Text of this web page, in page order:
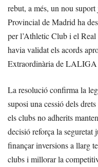
rebut, a més, un nou
Provincial de Madrid ha
per l’Athletic Club i el
havia validat els acords
Extraordinària de LALIGA
La resolució confirma la
suposi una cessió dels
els clubs no adherits
decisió reforça la seguretat
finançar inversions a llarg
clubs i millorar la